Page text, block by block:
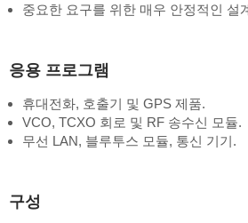
중요한 요구를 위한 매우 안정적인 설
응용 프로그램
휴대전화, 호출기 및 GPS 제품.
VCO, TCXO 회로 및 RF 송수신 모듈.
무선 LAN, 블루투스 모듈, 통신 기기.
구성